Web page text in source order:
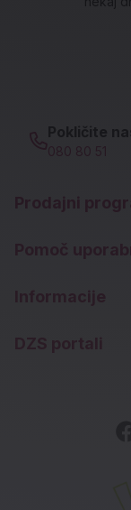
Pokličite
080 80 51
Prodajni
Pomoč
Informacije
DZS portali